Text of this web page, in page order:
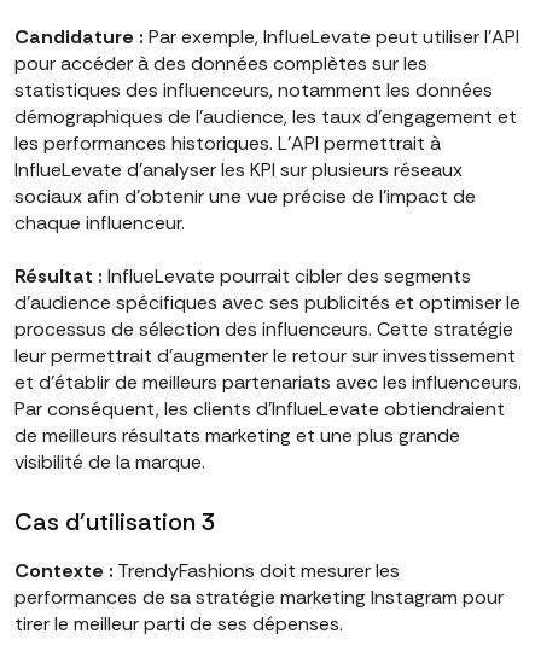
Candidature : Par exemple, InflueLevate peut utiliser l'API
pour accéder à des données complètes sur les
statistiques des influenceurs, notamment les données
démographiques de l'audience, les taux d'engagement et
les performances historiques. L'API permettrait à
InflueLevate d'analyser les KPI sur plusieurs réseaux
sociaux afin d'obtenir une vue précise de l'impact de
chaque influenceur.
Résultat : InflueLevate pourrait cibler des segments
d'audience spécifiques avec ses publicités et optimiser le
processus de sélection des influenceurs. Cette stratégie
leur permettrait d'augmenter le retour sur investissement
et d'établir de meilleurs partenariats avec les influenceurs.
Par conséquent, les clients d'InflueLevate obtiendraient
de meilleurs résultats marketing et une plus grande
visibilité de la marque.
Cas d'utilisation 3
Contexte : TrendyFashions doit mesurer les
performances de sa stratégie marketing Instagram pour
tirer le meilleur parti de ses dépenses.